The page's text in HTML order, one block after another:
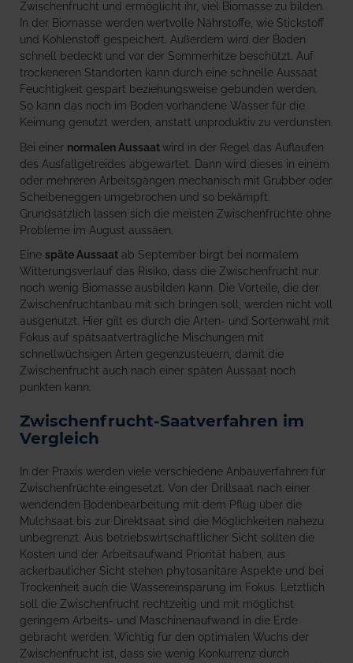
Zwischenfrucht und ermöglicht ihr, viel Biomasse zu bilden.
In der Biomasse werden wertvolle Nährstoffe, wie Stickstoff
und Kohlenstoff gespeichert. Außerdem wird der Boden
schnell bedeckt und vor der Sommerhitze beschützt. Auf
trockeneren Standorten kann durch eine schnelle Aussaat
Feuchtigkeit gespart beziehungsweise gebunden werden.
So kann das noch im Boden vorhandene Wasser für die
Keimung genutzt werden, anstatt unproduktiv zu verdunsten.
Bei einer normalen Aussaatwird in der Regel das Auflaufen
des Ausfallgetreides abgewartet. Dann wird dieses in einem
oder mehreren Arbeitsgängen mechanisch mit Grubber oder
Scheibeneggen umgebrochen und so bekämpft.
Grundsätzlich lassen sich die meisten Zwischenfrüchte ohne
Probleme im August aussäen.
Eine späte Aussaat ab September birgt bei normalem
Witterungsverlauf das Risiko, dass die Zwischenfrucht nur
noch wenig Biomasse ausbilden kann. Die Vorteile, die der
Zwischenfruchtanbau mit sich bringen soll, werden nicht voll
ausgenutzt. Hier gilt es durch die Arten- und Sortenwahl mit
Fokus auf spätsaatverträgliche Mischungen mit
schnellwüchsigen Arten gegenzusteuern, damit die
Zwischenfrucht auch nach einer späten Aussaat noch
punkten kann.
Zwischenfrucht-Saatverfahren im
Vergleich
In der Praxis werden viele verschiedene Anbauverfahren für
Zwischenfrüchte eingesetzt. Von der Drillsaat nach einer
wendenden Bodenbearbeitung mit dem Pflug über die
Mulchsaat bis zur Direktsaat sind die Möglichkeiten nahezu
unbegrenzt. Aus betriebswirtschaftlicher Sicht sollten die
Kosten und der Arbeitsaufwand Priorität haben, aus
ackerbaulicher Sicht stehen phytosanitäre Aspekte und bei
Trockenheit auch die Wassereinsparung im Fokus. Letztlich
soll die Zwischenfrucht rechtzeitig und mit möglichst
geringem Arbeits- und Maschinenaufwand in die Erde
gebracht werden. Wichtig für den optimalen Wuchs der
Zwischenfrucht ist, dass sie wenig Konkurrenz durch